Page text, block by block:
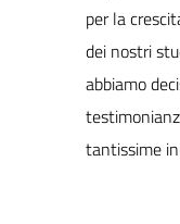
per la
dei nostri
abbiamo
tantissime